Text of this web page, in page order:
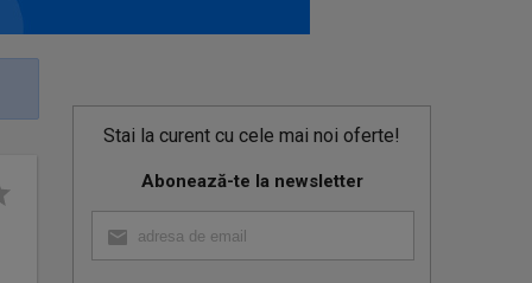
Stai la curent cu cele mai noi oferte!
Abonează-te la newsletter